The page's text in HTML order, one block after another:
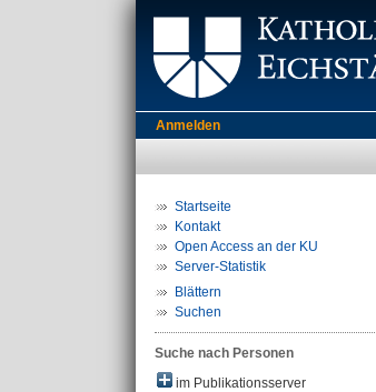
Anmelden
Startseite
Kontakt
Open Access an der KU
Server-Statistik
Blättern
Suchen
Suche nach Personen
im Publikationsserver